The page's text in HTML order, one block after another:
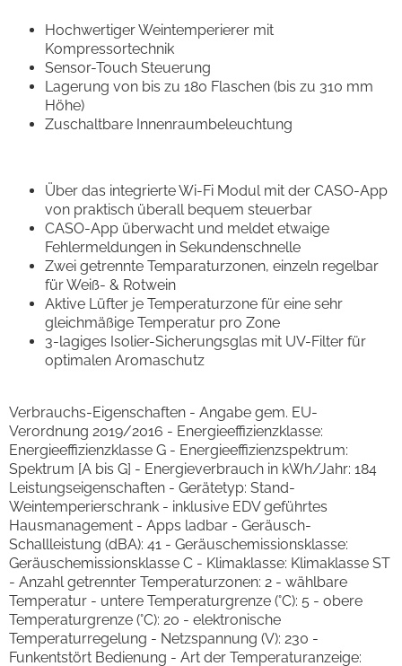
Hochwertiger Weintemperierer mit
Kompressortechnik
Sensor-Touch Steuerung
Lagerung von bis zu 180 Flaschen (bis zu 310 mm
Höhe)
Zuschaltbare Innenraumbeleuchtung
Über das integrierte Wi-Fi Modul mit der CASO-App
von praktisch überall bequem steuerbar
CASO-App überwacht und meldet etwaige
Fehlermeldungen in Sekundenschnelle
Zwei getrennte Temparaturzonen, einzeln regelbar
für Weiß- & Rotwein
Aktive Lüfter je Temperaturzone für eine sehr
gleichmäßige Temperatur pro Zone
3-lagiges Isolier-Sicherungsglas mit UV-Filter für
optimalen Aromaschutz
Verbrauchs-Eigenschaften - Angabe gem. EU-
Verordnung 2019/2016 - Energieeffizienzklasse:
Energieeffizienzklasse G - Energieeffizienzspektrum:
Spektrum [A bis G] - Energieverbrauch in kWh/Jahr: 184
Leistungseigenschaften - Gerätetyp: Stand-
Weintemperierschrank - inklusive EDV geführtes
Hausmanagement - Apps ladbar - Geräusch-
Schallleistung (dBA): 41 - Geräuschemissionsklasse:
Geräuschemissionsklasse C - Klimaklasse: Klimaklasse ST
- Anzahl getrennter Temperaturzonen: 2 - wählbare
Temperatur - untere Temperaturgrenze (°C): 5 - obere
Temperaturgrenze (°C): 20 - elektronische
Temperaturregelung - Netzspannung (V): 230 -
Funkentstört Bedienung - Art der Temperaturanzeige: